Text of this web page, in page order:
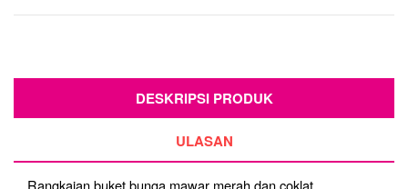
DESKRIPSI PRODUK
ULASAN
Rangkaian buket bunga mawar merah dan coklat